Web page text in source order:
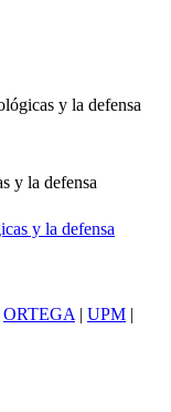
y la defensa
y la defensa
ORTEGA| UPM |